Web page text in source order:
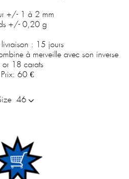
+/- 1 à 2 mm
+/- 0,20 g
livraison : 15 jours
à merveille avec son inverse
or 18 carats
Prix: 60 €